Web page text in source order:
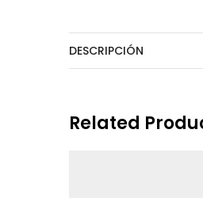
DESCRIPCIÓN
Related